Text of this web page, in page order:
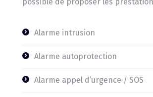
Alarme intrusion
Alarme autoprotection
Alarme appel d’urgence / SOS